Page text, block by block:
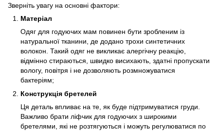
Зверніть увагу на основні фактори:
Матеріал
Одяг для годуючих мам повинен бути зробленим із
натуральної тканини, де додано трохи синтетичних
волокон. Такий одяг не викликає алергічну реакцію,
відмінно стираються, швидко висихають, здатні пропускати
вологу, повітря і не дозволяють розмножуватися
бактеріям;
Конструкція бретелей
Ця деталь впливає на те, як буде підтримуватися груди.
Важливо брати ліфчик для годуючих з широкими
бретелями, які не розтягуються і можуть регулюватися по